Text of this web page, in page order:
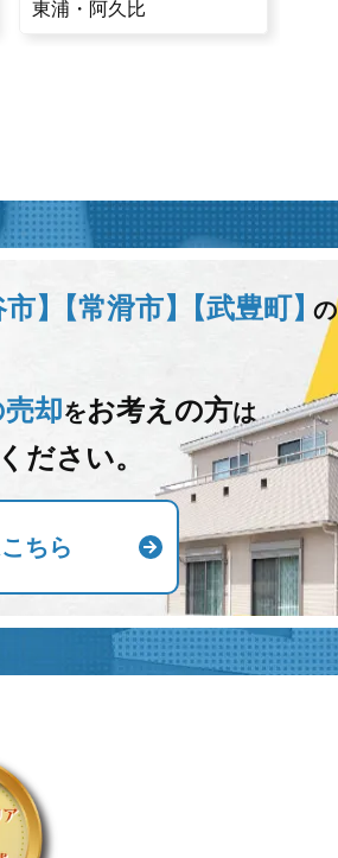
東浦・阿久比
】 【常滑市】 【武豊町】の
却をお考えの方は
ださい。
ちら